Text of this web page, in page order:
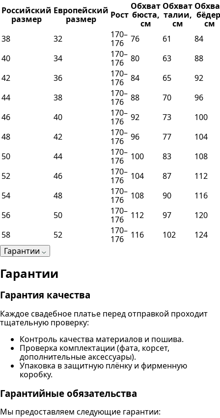
Российский
размер
Европейский
размер
Рост
Обхват
бюста,
см
Обхват
талии,
см
см
38
32
170–
176
76 61
84
40
34
170–
176
80 63
88
42
36
170–
176
84 65
92
44
38
170–
176
88 70
96
46
40
170–
176
92 73
100
48
42
170–
176
96 77
104
50
44
170–
176
100 83
108
52
46
170–
176
104 87
112
54
48
170–
176
108 90
116
56
50
170–
176
112 97
120
58
52
170–
176
116 102
124
Гарантии
Гарантии
Гарантия качества
Каждое свадебное платье перед отправкой проходит
тщательную проверку:
Контроль качества материалов и пошива.
Проверка комплектации (фата, корсет,
дополнительные аксессуары).
Упаковка в защитную плёнку и фирменную
коробку.
Гарантийные обязательства
Мы предоставляем следующие гарантии: